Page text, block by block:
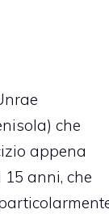
che
appena
anni, che